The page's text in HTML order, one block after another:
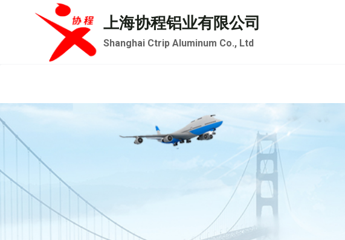
上海协程铝业有限公司
Shanghai Ctrip Aluminum Co., Ltd